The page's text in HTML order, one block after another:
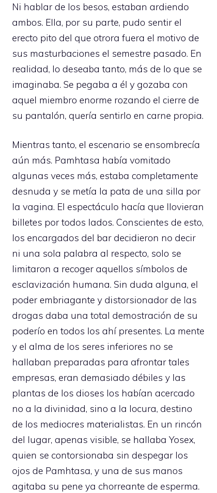
Ni hablar de los besos, estaban ardiendo
ambos. Ella, por su parte, pudo sentir el
erecto pito del que otrora fuera el motivo de
sus masturbaciones el semestre pasado. En
realidad, lo deseaba tanto, más de lo que se
imaginaba. Se pegaba a él y gozaba con
aquel miembro enorme rozando el cierre de
su pantalón, quería sentirlo en carne propia.
Mientras tanto, el escenario se ensombrecía
aún más. Pamhtasa había vomitado
algunas veces más, estaba completamente
desnuda y se metía la pata de una silla por
la vagina. El espectáculo hacía que llovieran
billetes por todos lados. Conscientes de esto,
los encargados del bar decidieron no decir
ni una sola palabra al respecto, solo se
limitaron a recoger aquellos símbolos de
esclavización humana. Sin duda alguna, el
poder embriagante y distorsionador de las
drogas daba una total demostración de su
poderío en todos los ahí presentes. La mente
y el alma de los seres inferiores no se
hallaban preparadas para afrontar tales
empresas, eran demasiado débiles y las
plantas de los dioses los habían acercado
no a la divinidad, sino a la locura, destino
de los mediocres materialistas. En un rincón
del lugar, apenas visible, se hallaba Yosex,
quien se contorsionaba sin despegar los
ojos de Pamhtasa, y una de sus manos
agitaba su pene ya chorreante de esperma.